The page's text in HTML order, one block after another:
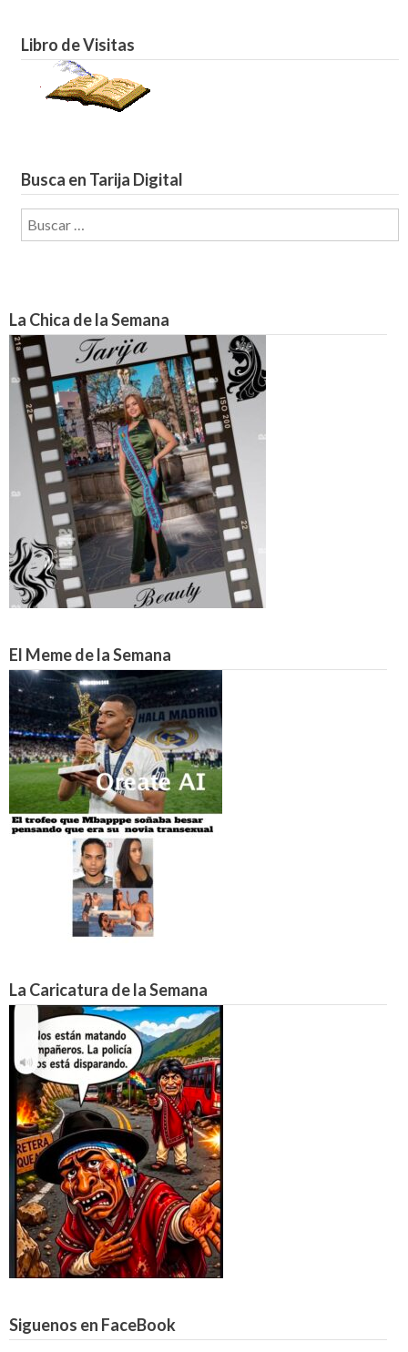
Libro de Visitas
Busca en Tarija Digital
Buscar:
La Chica de la Semana
El Meme de la Semana
La Caricatura de la Semana
Siguenos en FaceBook